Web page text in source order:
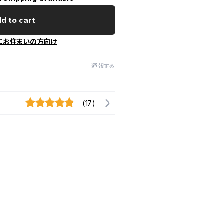
to cart
お住まいの方向け
通報する
(17)